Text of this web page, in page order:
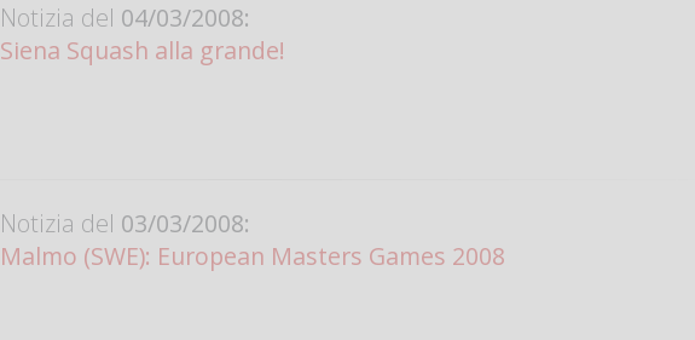
Notizia del 04/03/2008:
Siena Squash alla grande!
Notizia del 03/03/2008:
Malmo (SWE): European Masters Games 2008